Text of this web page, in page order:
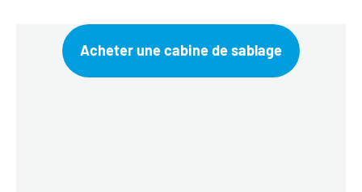
Acheter une cabine de sablage